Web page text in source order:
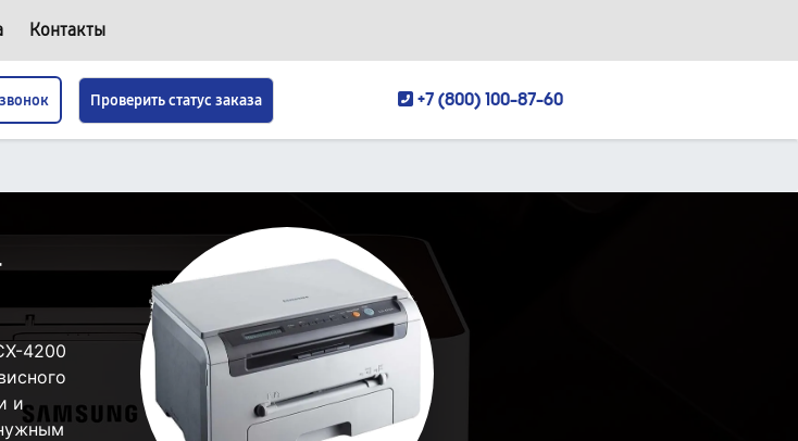
Контакты
Проверить статус заказа +7 (800) 100-87-60
4200
и